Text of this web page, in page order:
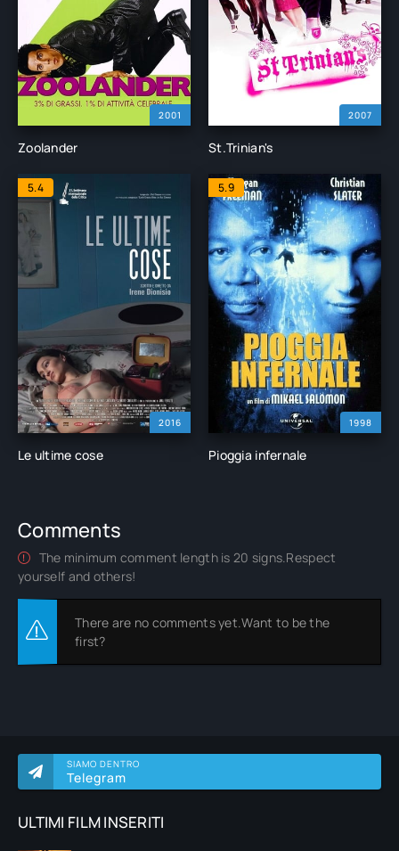
SIAMO DENTRO
Telegram
ULTIMI FILM INSERITI
2001
Zoolander
2007
St.Trinian's
2016
5.4
Le ultime cose
1998
5.9
Pioggia infernale
Comments
The minimum comment length is 20 signs.Respect
yourself and others!
There are no comments yet.Want to be the
first?